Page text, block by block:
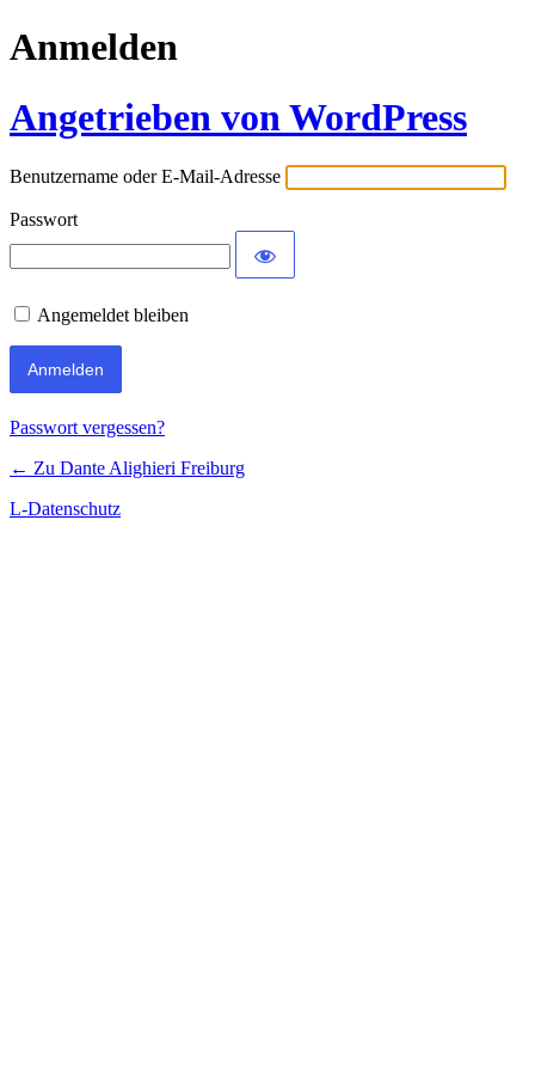
Anmelden
Angetrieben von WordPress
Benutzername oder E-Mail-Adresse
Passwort
Angemeldet bleiben
Passwort vergessen?
← Zu Dante Alighieri Freiburg
L-Datenschutz